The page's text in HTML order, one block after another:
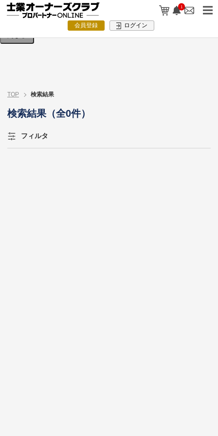
1
会員登録 ログイン
検索条件を入力してください。
TOP 検索結果
検索結果（全0件）
フィルタ